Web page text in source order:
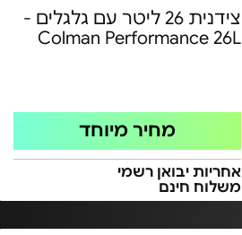
צידנית 26 ליטר עם גלגלים -
Colman Performance 26L
מחיר מיוחד
אחריות יבואן רשמי
משלוח חינם